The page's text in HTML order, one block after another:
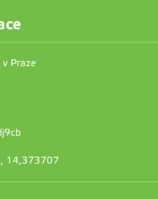
Praze
14,373707